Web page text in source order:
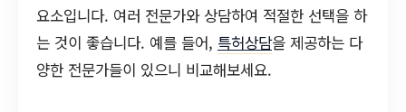
요소입니다. 여러 전문가와 상담하여 적절한 선택을 하
는 것이 좋습니다. 예를 들어, 특허상담을 제공하는 다
양한 전문가들이 있으니 비교해보세요.